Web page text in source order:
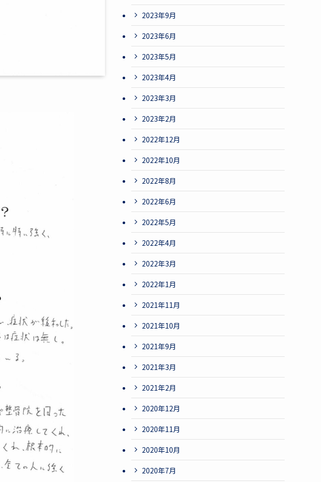
2023年9月
2023年6月
2023年5月
2023年4月
2023年3月
2023年2月
2022年12月
2022年10月
2022年8月
2022年6月
2022年5月
2022年4月
2022年3月
2022年1月
2021年11月
2021年10月
2021年9月
2021年3月
2021年2月
2020年12月
2020年11月
2020年10月
2020年7月